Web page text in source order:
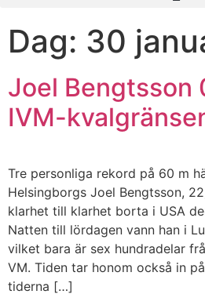
Dag: 30
Joel Bengtsson
IVM-
Tre personliga rekord på 60 m
Helsingborgs Joel Bengtsson,
klarhet till klarhet borta i USA
Natten till lördagen vann han i
vilket bara är sex hundradelar
VM. Tiden tar honom också in
tiderna […]